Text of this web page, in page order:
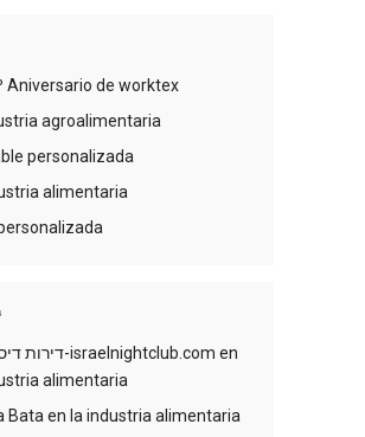
Aniversario de worktex
agroalimentaria
personalizada
alimentaria
דירות דיסקרטיות בגבעתיים-israelnightclub.com en
alimentaria
Bata en la industria alimentaria